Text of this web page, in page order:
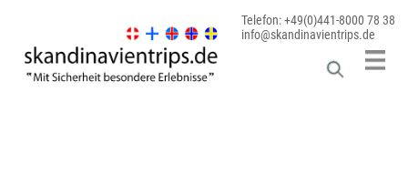
Telefon: +49(0)441-8000 78 38
info@skandinavientrips.de